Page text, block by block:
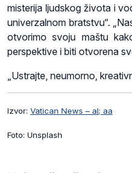
misterija ljudskog života i
univerzalnom bratstvu“.
otvorimo svoju maštu
perspektive i biti otvorena
„Ustrajte, neumorno,
Izvor: Vatican News – al; aa
Foto: Unsplash